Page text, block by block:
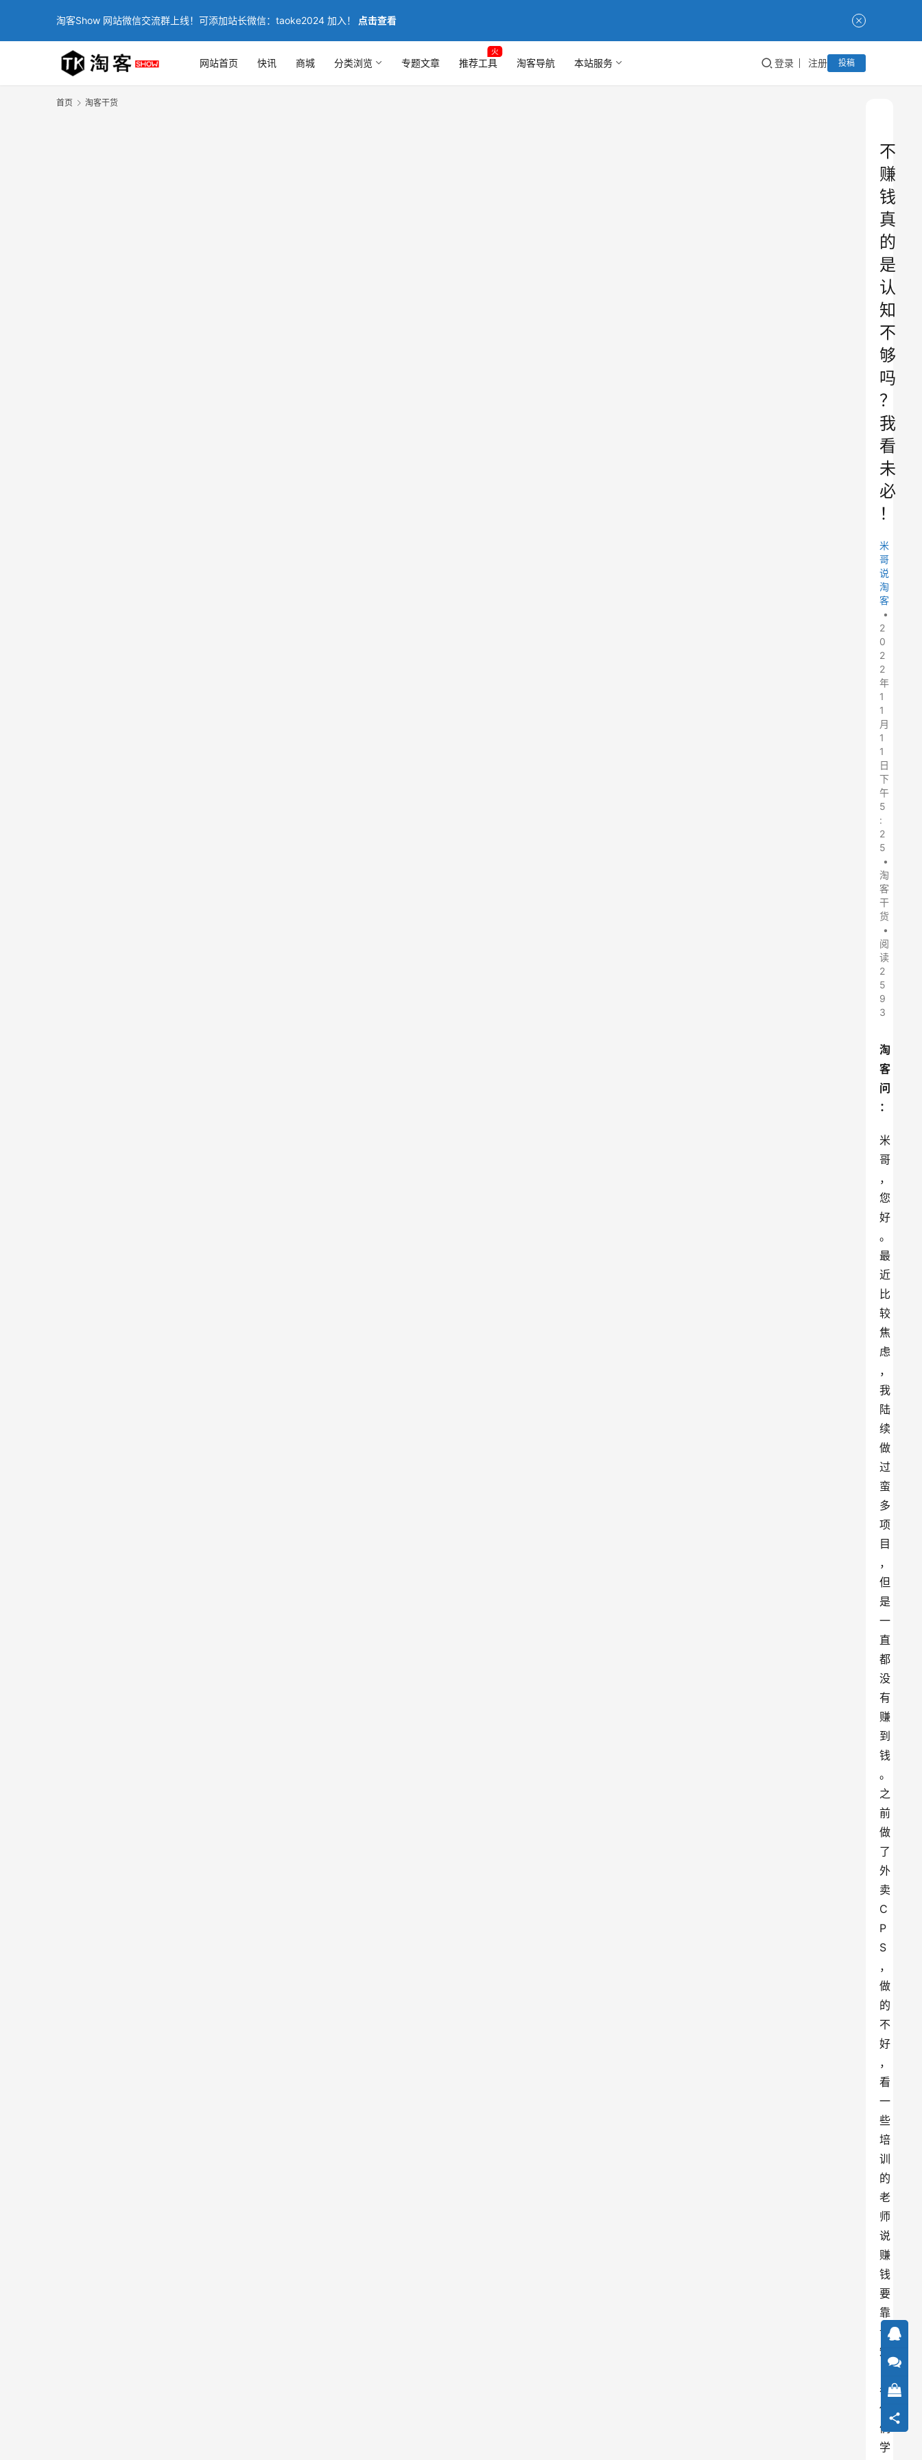
淘客Show 网站微信交流群上线！可添加站长微信：taoke2024 加入！ 点击查看
网站首页 快讯 商城 分类浏览 专题文章 推荐工具
火
淘客导航 本站服务 登录 注册 投稿
首页 淘客干货
不
赚
钱
真
的
是
认
知
不
够
吗
？
我
看
未
必
！
米
哥
说
淘
客
•
2
0
2
2
年
1
1
月
1
1
日
下
午
5
:
2
5
•
淘
客
干
货
•
阅
读
2
5
9
3
淘
客
问
：
米
哥
，
您
好
。
最
近
比
较
焦
虑
，
我
陆
续
做
过
蛮
多
项
目
，
但
是
一
直
都
没
有
赚
到
钱
。
之
前
做
了
外
卖
C
P
S
，
做
的
不
好
，
看
一
些
培
训
的
老
师
说
赚
钱
要
靠
认
知
，
看
他
们
学